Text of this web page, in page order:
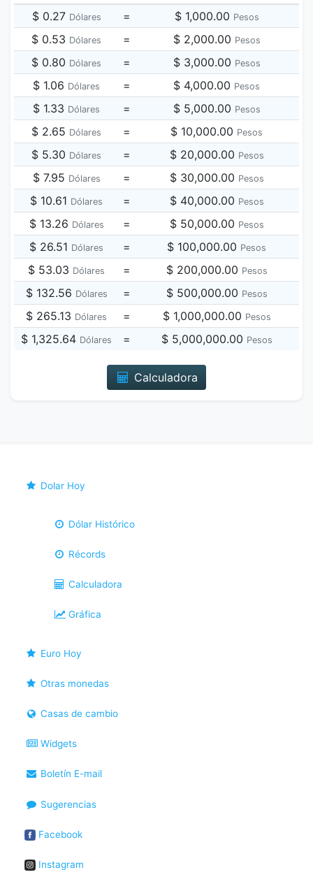
$ 0.27 Dólares = $ 1,000.00 Pesos
$ 0.53 Dólares = $ 2,000.00 Pesos
$ 0.80 Dólares = $ 3,000.00 Pesos
$ 1.06 Dólares = $ 4,000.00 Pesos
$ 1.33 Dólares = $ 5,000.00 Pesos
$ 2.65 Dólares = $ 10,000.00 Pesos
$ 5.30 Dólares = $ 20,000.00 Pesos
$ 7.95 Dólares = $ 30,000.00 Pesos
$ 10.61 Dólares = $ 40,000.00 Pesos
$ 13.26 Dólares = $ 50,000.00 Pesos
$ 26.51 Dólares = $ 100,000.00 Pesos
$ 53.03 Dólares = $ 200,000.00 Pesos
$ 132.56 Dólares = $ 500,000.00 Pesos
$ 265.13 Dólares = $ 1,000,000.00 Pesos
$ 1,325.64 Dólares = $ 5,000,000.00 Pesos
Calculadora
Dolar Hoy
Dólar Histórico
Récords
Calculadora
Gráfica
Euro Hoy
Otras monedas
Casas de cambio
Widgets
Boletín E-mail
Sugerencias
Facebook
Instagram